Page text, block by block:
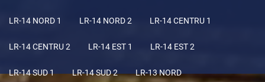
LR-14 NORD 1 LR-14 NORD 2 LR-14 CENTRU 1
LR-14 CENTRU 2 LR-14 EST 1 LR-14 EST 2
LR-14 SUD 1 LR-14 SUD 2 LR-13 NORD